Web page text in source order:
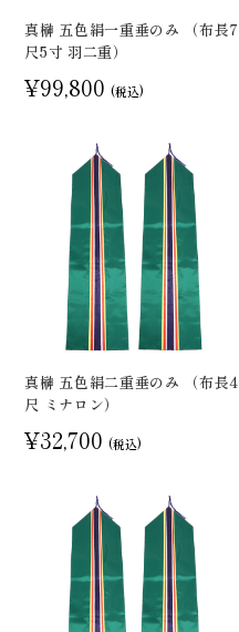
真榊 五色絹一重垂のみ （布長7
尺5寸 羽二重）
¥99,800 (税込)
真榊 五色絹二重垂のみ （布長4
尺 ミナロン）
¥32,700 (税込)